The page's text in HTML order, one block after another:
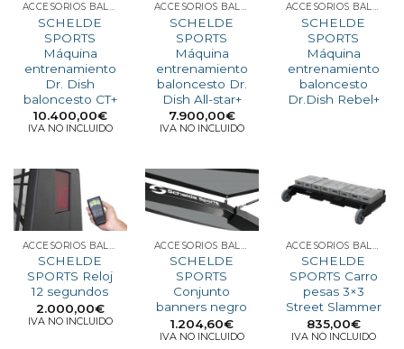
ACCESORIOS BALONCESTO
SCHELDE
SPORTS
Máquina
entrenamiento
Dr. Dish
baloncesto CT+
10.400,00€
IVA NO INCLUIDO
ACCESORIOS BALONCESTO
SCHELDE
SPORTS
Máquina
entrenamiento
baloncesto Dr.
Dish All-star+
7.900,00€
IVA NO INCLUIDO
ACCESORIOS BALONCESTO
SCHELDE
SPORTS
Máquina
entrenamiento
baloncesto
Dr.Dish Rebel+
ACCESORIOS BALONCESTO 3X3
SCHELDE
SPORTS Reloj
12 segundos
2.000,00€
IVA NO INCLUIDO
ACCESORIOS BALONCESTO 3X3
SCHELDE
SPORTS
Conjunto
banners negro
1.204,60€
IVA NO INCLUIDO
ACCESORIOS BALONCESTO 3X3
SCHELDE
SPORTS Carro
pesas 3×3
Street Slammer
835,00€
IVA NO INCLUIDO